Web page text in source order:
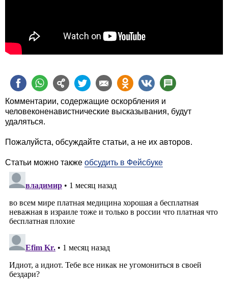
Комментарии, содержащие оскорбления и
человеконенавистнические высказывания, будут
удаляться.
Пожалуйста, обсуждайте статьи, а не их авторов.
Статьи можно также обсудить в Фейсбуке